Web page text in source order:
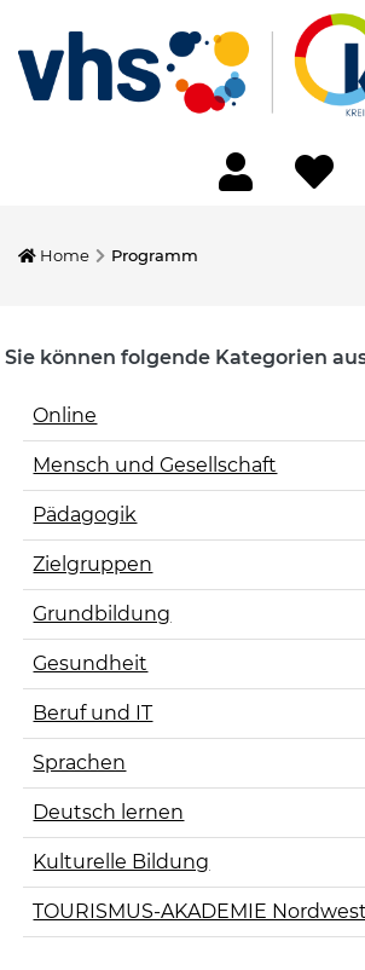
Home Programm
Sie können folgende Kategorien
Online
Mensch und Gesellschaft
Pädagogik
Zielgruppen
Grundbildung
Gesundheit
Beruf und IT
Sprachen
Deutsch lernen
Kulturelle Bildung
TOURISMUS-AKADEMIE Nordwest